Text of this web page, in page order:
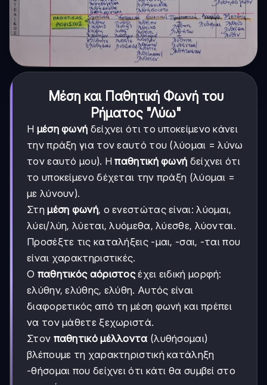
Μέση και Παθητική Φωνή του
Ρήματος "Λύω"
Η μέση φωνή δείχνει ότι το υποκείμενο κάνει
την πράξη για τον εαυτό του (λύομαι = λύνω
τον εαυτό μου). Ηπαθητική φωνή δείχνει ότι
το υποκείμενο δέχεται την πράξη (λύομαι =
με λύνουν).
Στημέση φωνή, ο ενεστώτας είναι: λύομαι,
λύει/λύη, λύεται, λυόμεθα, λύεσθε, λύονται.
Προσέξτε τις καταλήξεις -μαι, -σαι, -ται που
είναι χαρακτηριστικές.
Ο παθητικός αόριστοςέχει ειδική μορφή:
ελύθην, ελύθης, ελύθη. Αυτός είναι
διαφορετικός από τη μέση φωνή και πρέπει
να τον μάθετε ξεχωριστά.
Στον παθητικό μέλλοντα (λυθήσομαι)
βλέπουμε τη χαρακτηριστική κατάληξη
-θήσομαι που δείχνει ότι κάτι θα συμβεί στο